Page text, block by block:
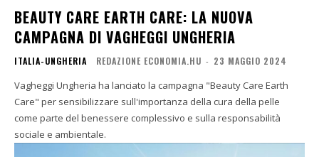
BEAUTY CARE EARTH CARE: LA NUOVA
CAMPAGNA DI VAGHEGGI UNGHERIA
ITALIA-UNGHERIA REDAZIONE ECONOMIA.HU - 23 MAGGIO 2024
Vagheggi Ungheria ha lanciato la campagna "Beauty Care Earth
Care" per sensibilizzare sull'importanza della cura della pelle
come parte del benessere complessivo e sulla responsabilità
sociale e ambientale.